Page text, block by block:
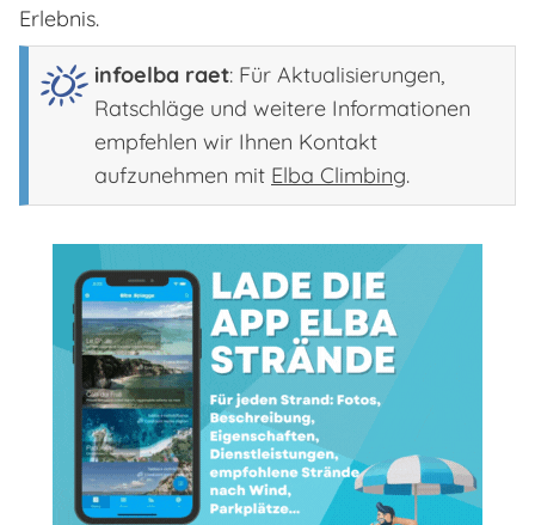
Erlebnis.
infoelba raet: Für Aktualisierungen,
Ratschläge und weitere Informationen
empfehlen wir Ihnen Kontakt
aufzunehmen mit Elba Climbing.